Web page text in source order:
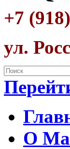
+7
ул.
О